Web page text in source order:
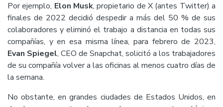
Por ejemplo, Elon Musk, propietario de X (antes Twitter) a
finales de 2022 decidió despedir a más del 50 % de sus
colaboradores y eliminó el trabajo a distancia en todas sus
compañías, y en esa misma línea, para febrero de 2023,
Evan Spiegel, CEO de Snapchat, solicitó a los trabajadores
de su compañía volver a las oficinas al menos cuatro días de
la semana.
No obstante, en grandes ciudades de Estados Unidos, en